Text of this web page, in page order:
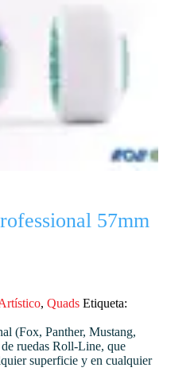
57mm
, Quads Etiqueta:
(Fox, Panther, Mustang,
ruedas Roll-Line, que
superficie y en cualquier